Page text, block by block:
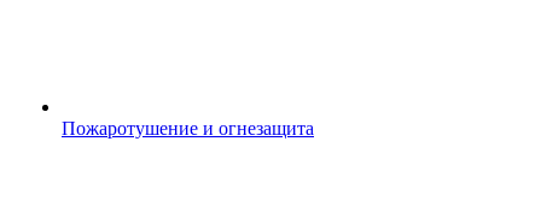
Пожаротушение и огнезащита